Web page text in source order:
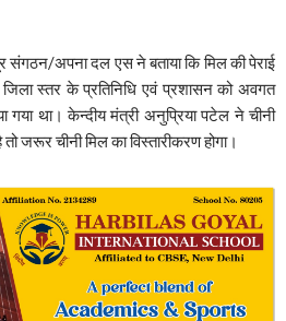
संगठन/अपना दल एस ने बताया कि मिल की पेराई
स्तर के प्रतिनिधि एवं प्रशासन को अवगत
गया था। केन्दीय मंत्री अनुप्रिया पटेल ने चीनी
जरूर चीनी मिल का विस्तारीकरण होगा।